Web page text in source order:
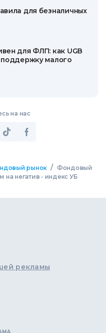
для безналичных
для ФЛП: как UGB
малого
на нас
рынок /
Фондовый
негатив - индекс УБ
рекламы